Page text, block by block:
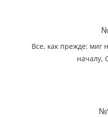
Все, как прежде: миг
началу,